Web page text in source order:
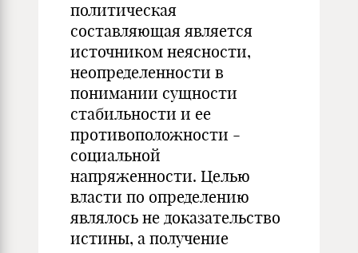
политическая
составляющая является
источником неясности,
неопределенности в
понимании сущности
стабильности и ее
противоположности -
социальной
напряженности. Целью
власти по определению
являлось не доказательство
истины, а получение